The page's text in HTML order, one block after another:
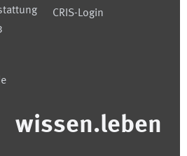
CRIS-Login
wissen.leben